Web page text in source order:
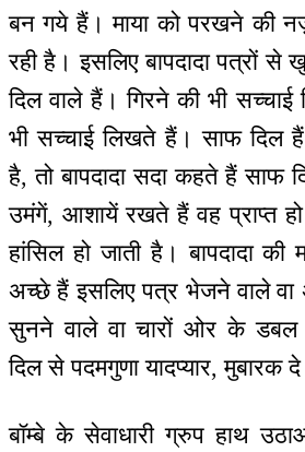
बन गये हैं। माया को परखने की
रही है। इसलिए बापदादा पत्रों
दिल वाले हैं। गिरने की भी
भी सच्चाई लिखते हैं। साफ दिल
है, तो बापदादा सदा कहते हैं साफ
उमंगें, आशायें रखते हैं वह प्राप्त हो
हांसिल हो जाती है। बापदादा
अच्छे हैं इसलिए पत्र भेजने वाले
सुनने वाले वा चारों ओर के डबल
दिल से पदमगुणा यादप्यार, मुबारक
बॉम्बे के सेवाधारी ग्रुप हाथ